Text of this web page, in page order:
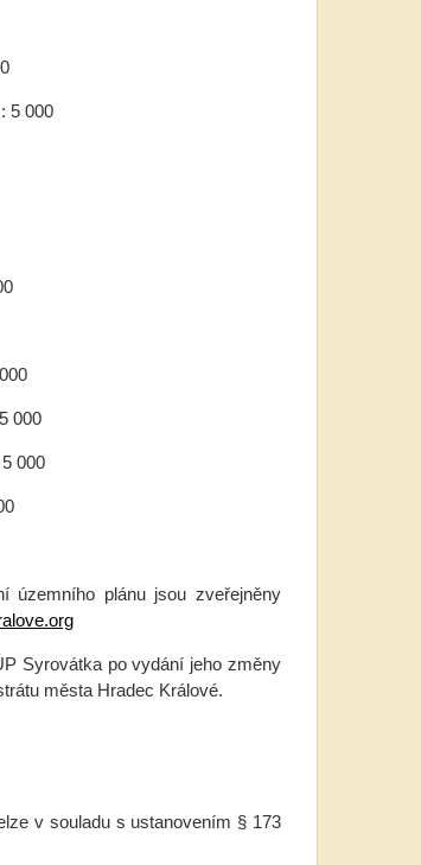
000
000
územního plánu jsou zveřejněny
Syrovátka po vydání jeho změny
města Hradec Králové.
v souladu s ustanovením § 173